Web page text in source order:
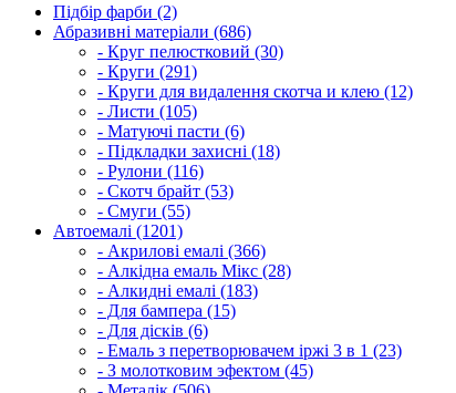
Підбір фарби (2)
Абразивні матеріали (686)
- Круг пелюстковий (30)
- Круги (291)
- Круги для видалення скотча и клею (12)
- Листи (105)
- Матуючі пасти (6)
- Підкладки захисні (18)
- Рулони (116)
- Скотч брайт (53)
- Смуги (55)
Автоемалі (1201)
- Акрилові емалі (366)
- Алкідна емаль Мікс (28)
- Алкидні емалі (183)
- Для бампера (15)
- Для дісків (6)
- Емаль з перетворювачем іржі 3 в 1 (23)
- З молотковим эфектом (45)